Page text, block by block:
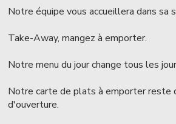
Notre équipe vous accueillera dans sa
Take-Away, mangez à emporter.
Notre menu du jour change tous les
Notre carte de plats à emporter reste
d'ouverture.